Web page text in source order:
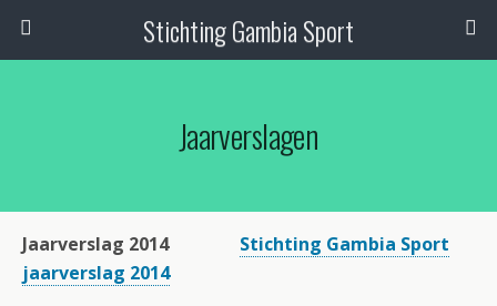
Stichting Gambia Sport
Jaarverslagen
Jaarverslag 2014 Stichting Gambia Sport
jaarverslag 2014